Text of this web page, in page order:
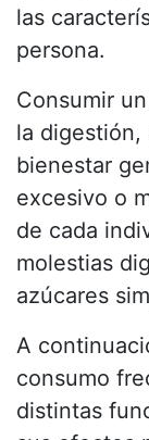
las
persona.
Consumir
la
bienestar
excesivo o
de cada
molestias
azúcares
A
consumo
distintas